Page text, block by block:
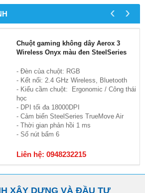
Chuột gaming không dây Aerox 3
Wireless Onyx màu đen SteelSeries
- Đèn của chuột: RGB
- Kết nối: 2.4 GHz Wireless, Bluetooth
- Kiểu cầm chuột: Ergonomic / Công thái
học
- DPI tối đa 18000DPI
- Cảm biến SteelSeries TrueMove Air
- Thời gian phản hồi 1 ms
- Số nút bấm 6
Liên hệ: 0948232215
‹ ›
XÂY DỰNG VÀ ĐẦU TƯ